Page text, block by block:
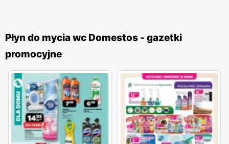
Płyn do mycia wc Domestos - gazetki
promocyjne